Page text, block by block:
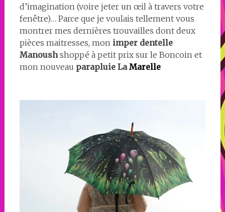
d’imagination (voire jeter un œil à travers votre
fenêtre)… Parce que je voulais tellement vous
montrer mes dernières trouvailles dont deux
pièces maitresses, mon imper dentelle
Manoushshoppé à petit prix sur le Boncoin et
mon nouveau parapluie LaMarelle